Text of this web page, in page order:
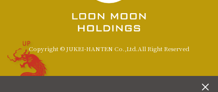
Copyright © JUKEI-HANTEN Co.,Ltd.All Right Reserved
UP